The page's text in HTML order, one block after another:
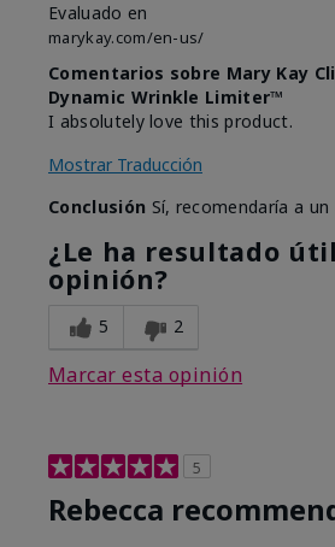
Evaluado en
marykay.com/en-us/
Comentarios sobre Mary Kay
Dynamic Wrinkle Limiter™
I absolutely love this product.
Mostrar Traducción
Conclusión Sí, recomendaría a un
¿Le ha resultado
opinión?
5 2
Marcar esta opinión
5
Rebecca